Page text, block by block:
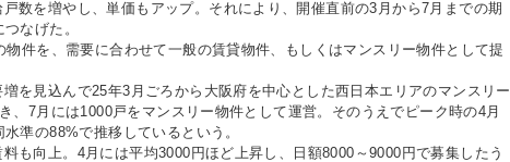
数を増やし、単価もアップ。それにより、開催直前の3月から7月までの期
なげた。
件を、需要に合わせて一般の賃貸物件、もしくはマンスリー物件として提
を見込んで25年3月ごろから大阪府を中心とした西日本エリアのマンスリー
、7月には1000戸をマンスリー物件として運営。そのうえでピーク時の4月
準の88%で推移しているという。
も向上。4月には平均3000円ほど上昇し、日額8000～9000円で募集したう